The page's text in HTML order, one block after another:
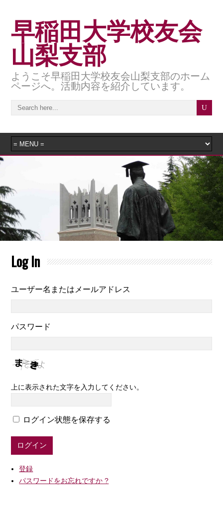
早稲田大学校友会
山梨支部
ようこそ早稲田大学校友会山梨支部のホーム
ページへ。活動内容を紹介しています。
Log In
ユーザー名またはメールアドレス
パスワード
上に表示された文字を入力してください。
ログイン状態を保存する
登録
パスワードをお忘れですか ?